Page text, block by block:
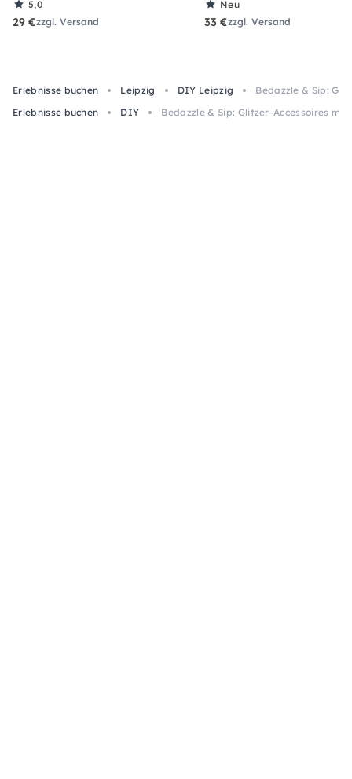
5,0
29 €zzgl. Versand
Neu
33 €zzgl. Versand
Erlebnisse buchen Leipzig DIY Leipzig
Bedazzle & Sip:
Erlebnisse buchen
DIY Bedazzle & Sip: Glitzer-Accessoires mit